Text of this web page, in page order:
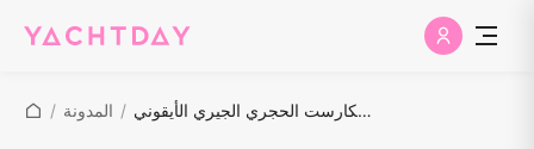
/ المدونة / كوه بودا - الكارست الحجري الجيري الأيقوني